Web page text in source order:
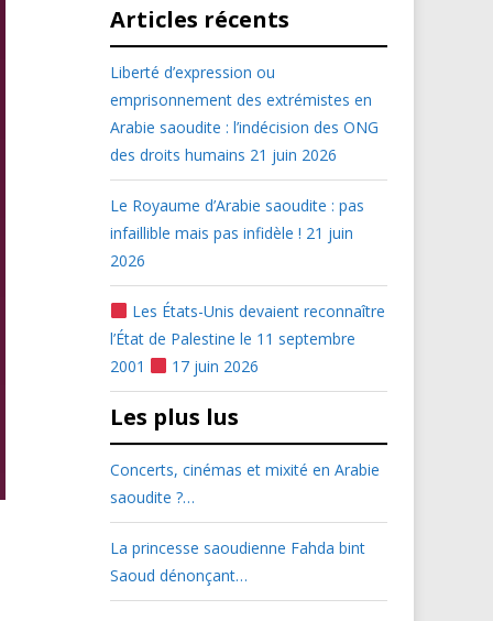
Articles récents
Liberté d’expression ou
emprisonnement des extrémistes en
Arabie saoudite : l’indécision des ONG
des droits humains 21 juin 2026
Le Royaume d’Arabie saoudite : pas
infaillible mais pas infidèle ! 21 juin
2026
Les États-Unis devaient reconnaître
l’État de Palestine le 11 septembre
2001
17 juin 2026
Les plus lus
Concerts, cinémas et mixité en Arabie
saoudite ?…
La princesse saoudienne Fahda bint
Saoud dénonçant…